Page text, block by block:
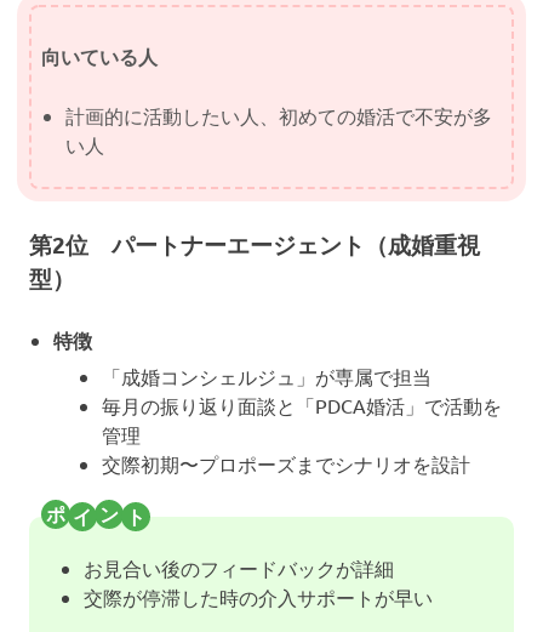
向いている人
計画的に活動したい人、初めての婚活で不安が多
い人
第2位 パートナーエージェント（成婚重視
型）
特徴
「成婚コンシェルジュ」が専属で担当
毎月の振り返り面談と「PDCA婚活」で活動を
管理
交際初期〜プロポーズまでシナリオを設計
お見合い後のフィードバックが詳細
交際が停滞した時の介入サポートが早い